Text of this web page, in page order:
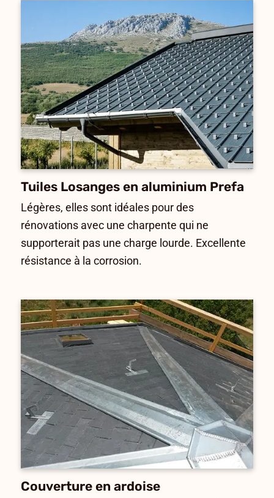
Tuiles Losanges en aluminium Prefa
Légères, elles sont idéales pour des
rénovations avec une charpente qui ne
supporterait pas une charge lourde. Excellente
résistance à la corrosion.
Couverture en ardoise